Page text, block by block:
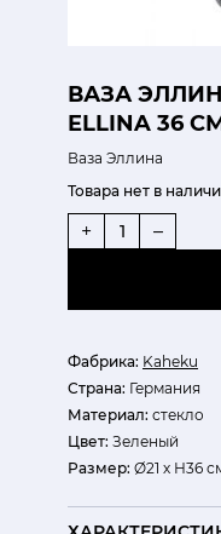
ВАЗА
ELLINA 36
Ваза Эллина
Фабрика: Kaheku
Страна: Германия
Материал: стекло
Цвет: Зеленый
Размер: Ø21 х Н36
Товара нет в
+ –